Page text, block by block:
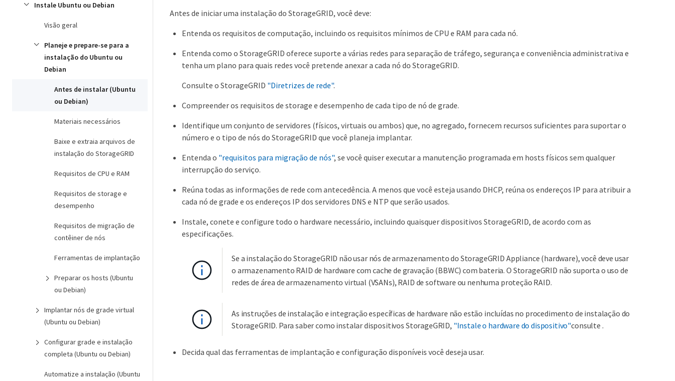
Instale Ubuntu ou Debian
Visão geral
Planeje e prepare-se para a
instalação do Ubuntu ou
Debian
Antes de instalar (Ubuntu
ou Debian)
Materiais necessários
Baixe e extraia arquivos de
instalação do StorageGRID
Requisitos de CPU e RAM
Requisitos de storage e
desempenho
Requisitos de migração de
contêiner de nós
Ferramentas de implantação
Preparar os hosts (Ubuntu
ou Debian)
Implantar nós de grade virtual
(Ubuntu ou Debian)
Configurar grade e instalação
completa (Ubuntu ou Debian)
Automatize a instalação (Ubuntu
Antes de iniciar uma instalação do StorageGRID, você deve:
Entenda os requisitos de computação, incluindo os requisitos mínimos de CPU e RAM para cada nó.
Entenda como o StorageGRID oferece suporte a várias redes para separação de tráfego, segurança e conveniência administrativa e
tenha um plano para quais redes você pretende anexar a cada nó do StorageGRID.
Consulte o StorageGRID "Diretrizes de rede".
Compreender os requisitos de storage e desempenho de cada tipo de nó de grade.
Identifique um conjunto de servidores (físicos, virtuais ou ambos) que, no agregado, fornecem recursos suficientes para suportar o
número e o tipo de nós do StorageGRID que você planeja implantar.
Entenda o "requisitos para migração de nós", se você quiser executar a manutenção programada em hosts físicos sem qualquer
interrupção do serviço.
Reúna todas as informações de rede com antecedência. A menos que você esteja usando DHCP, reúna os endereços IP para atribuir a
cada nó de grade e os endereços IP dos servidores DNS e NTP que serão usados.
Instale, conete e configure todo o hardware necessário, incluindo quaisquer dispositivos StorageGRID, de acordo com as
especificações.
Se a instalação do StorageGRID não usar nós de armazenamento do StorageGRID Appliance (hardware), você deve usar
o armazenamento RAID de hardware com cache de gravação (BBWC) com bateria. O StorageGRID não suporta o uso de
redes de área de armazenamento virtual (VSANs), RAID de software ou nenhuma proteção RAID.
As instruções de instalação e integração específicas de hardware não estão incluídas no procedimento de instalação do
StorageGRID. Para saber como instalar dispositivos StorageGRID, "Instale o hardware do dispositivo"consulte .
Decida qual das ferramentas de implantação e configuração disponíveis você deseja usar.